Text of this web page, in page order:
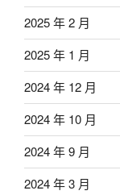
2025 年 2 月
2025 年 1 月
2024 年 12 月
2024 年 10 月
2024 年 9 月
2024 年 3 月